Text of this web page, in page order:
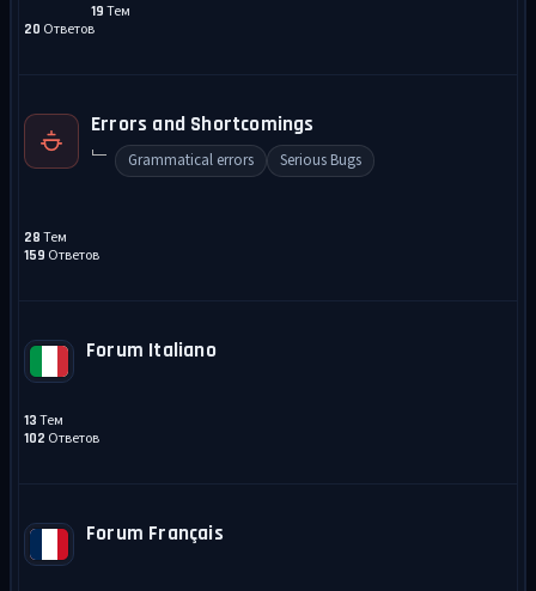
19 Тем
20 Ответов
Errors and Shortcomings
Grammatical errors Serious Bugs
28 Тем
159 Ответов
Forum Italiano
13 Тем
102 Ответов
Forum Français